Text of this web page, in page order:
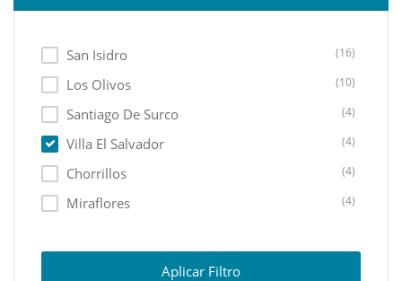
San Isidro (16)
Los Olivos (10)
Santiago De Surco (4)
Villa El Salvador (4)
Chorrillos (4)
Miraflores (4)
Aplicar Filtro